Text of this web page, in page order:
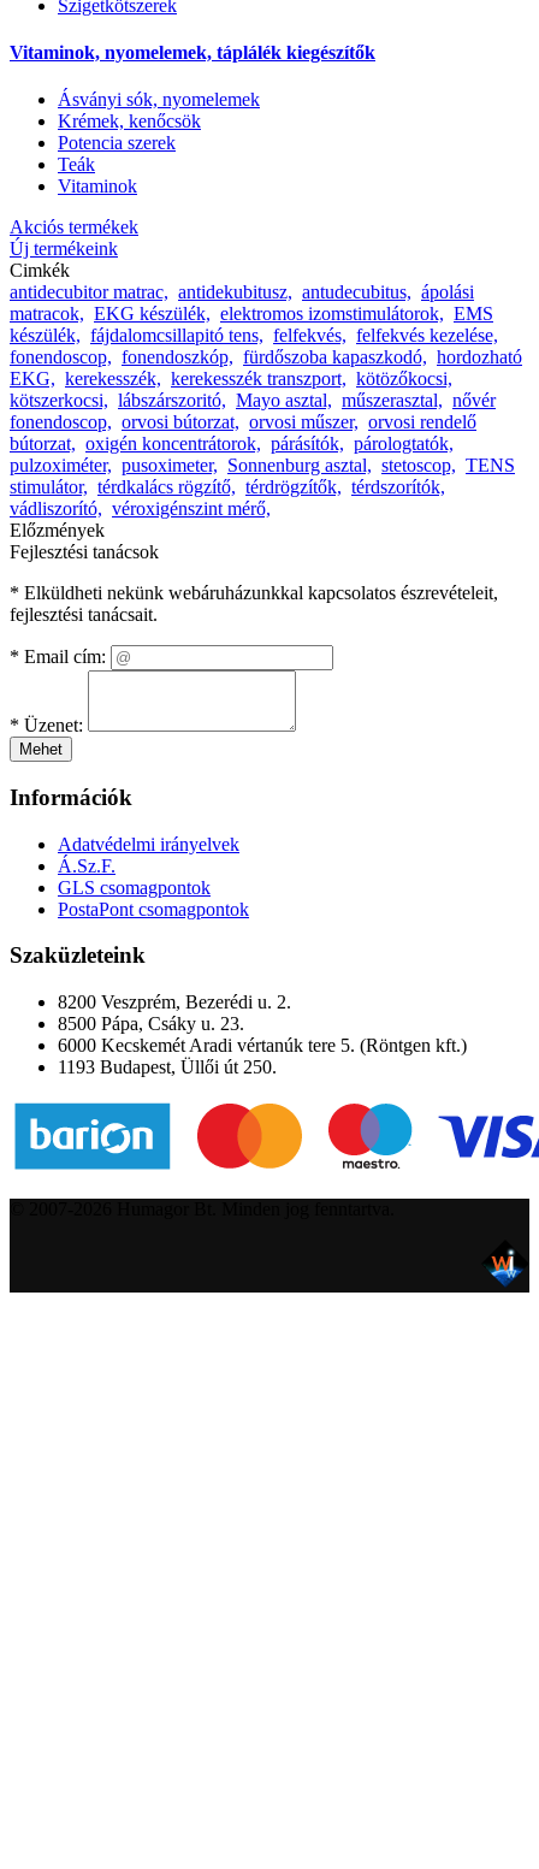
Szigetkötszerek
Vitaminok, nyomelemek, táplálék kiegészítők
Ásványi sók, nyomelemek
Krémek, kenőcsök
Potencia szerek
Teák
Vitaminok
Akciós termékek
Új termékeink
Cimkék
antidecubitor matrac, antidekubitusz, antudecubitus, ápolási
matracok, EKG készülék, elektromos izomstimulátorok, EMS
készülék, fájdalomcsillapitó tens, felfekvés, felfekvés kezelése,
fonendoscop, fonendoszkóp, fürdőszoba kapaszkodó, hordozható
EKG, kerekesszék, kerekesszék transzport, kötözőkocsi,
kötszerkocsi, lábszárszoritó, Mayo asztal, műszerasztal, nővér
fonendoscop, orvosi bútorzat, orvosi műszer, orvosi rendelő
bútorzat, oxigén koncentrátorok, párásítók, párologtatók,
pulzoximéter, pusoximeter, Sonnenburg asztal, stetoscop, TENS
stimulátor, térdkalács rögzítő, térdrögzítők, térdszorítók,
vádliszorító, véroxigénszint mérő,
Előzmények
Fejlesztési tanácsok
* Elküldheti nekünk webáruházunkkal kapcsolatos észrevételeit,
fejlesztési tanácsait.
* Email cím:
* Üzenet:
Mehet
Információk
Adatvédelmi irányelvek
Á.Sz.F.
GLS csomagpontok
PostaPont csomagpontok
Szaküzleteink
8200 Veszprém, Bezerédi u. 2.
8500 Pápa, Csáky u. 23.
6000 Kecskemét Aradi vértanúk tere 5. (Röntgen kft.)
1193 Budapest, Üllői út 250.